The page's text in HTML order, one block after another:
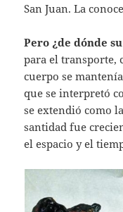
San Juan. La
Pero ¿de dónde
para el transporte,
cuerpo se
que se interpretó
se extendió como
santidad fue
el espacio y el